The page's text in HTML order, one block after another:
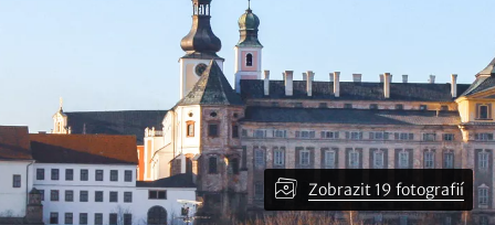
Zobrazit 19 fotografií